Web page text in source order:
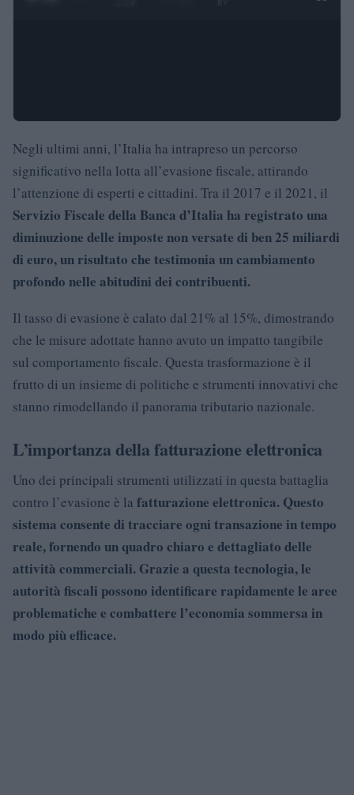
Negli ultimi anni, l’Italia ha intrapreso un percorso
significativo nella lotta all’evasione fiscale, attirando
l’attenzione di esperti e cittadini. Tra il 2017 e il 2021, il
Servizio Fiscale della Banca d’Italia ha registrato una
diminuzione delle imposte non versate di ben 25 miliardi
di euro, un risultato che testimonia un cambiamento
profondo nelle abitudini dei contribuenti.
Il tasso di evasione è calato dal 21% al 15%, dimostrando
che le misure adottate hanno avuto un impatto tangibile
sul comportamento fiscale. Questa trasformazione è il
frutto di un insieme di politiche e strumenti innovativi che
stanno rimodellando il panorama tributario nazionale.
L’importanza della fatturazione elettronica
Uno dei principali strumenti utilizzati in questa battaglia
contro l’evasione è la fatturazione elettronica. Questo
sistema consente di tracciare ogni transazione in tempo
reale, fornendo un quadro chiaro e dettagliato delle
attività commerciali. Grazie a questa tecnologia, le
autorità fiscali possono identificare rapidamente le aree
problematiche e combattere l’economia sommersa in
modo più efficace.